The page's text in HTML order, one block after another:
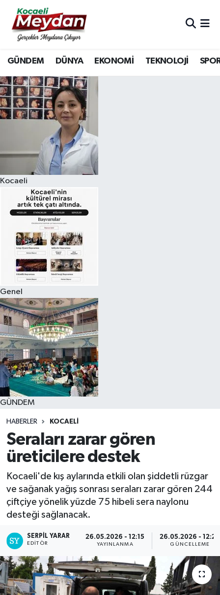
GÜNDEM DÜNYA EKONOMİ TEKNOLOJİ
Kocaeli
Genel
GÜNDEM
HABERLER KOCAELI
Seraları zarar gören
üreticilere destek
Kocaeli'de kış aylarında etkili olan şiddetli rüzgar
ve sağanak yağış sonrası seraları zarar gören 244
çiftçiye yönelik yüzde 75 hibeli sera naylonu
desteği sağlanacak.
SERPİL YARAR
EDITÖR
26.05.2026 - 12:15
YAYINLANMA
26.05.2026 - 12:20
GÜNCELLEME
Nöbetçi Eczaneler
Hava Durumu
Trafik Durumu
Süper Lig Puan Durumu ve Fikstür
Tüm Manşetler
Son Dakika Haberleri
Haber Arşivi